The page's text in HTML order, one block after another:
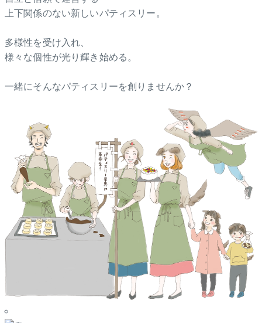
上下関係のない新しいパティスリー。
多様性を受け入れ、
様々な個性が光り輝き始める。
一緒にそんなパティスリーを創りませんか？